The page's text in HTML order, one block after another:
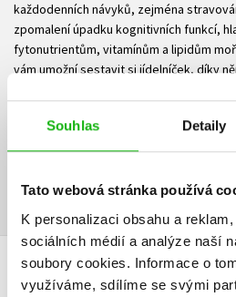
Souhlas Detaily
Tato webová stránka používá
K personalizaci obsahu a
sociálních médií a analýze naší
soubory cookies. Informace o
využíváme, sdílíme se svými
každodenních návyků, zejména
zpomalení úpadku kognitivních funkcí,
fytonutrientům, vitamínům a lipidům
vám umožní sestavit si jídelníček, díky
Ke stažení
HODNOCENÍ ČTENÁŘŮ